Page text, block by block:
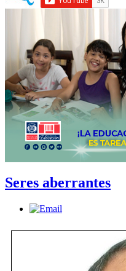
Seres aberrantes